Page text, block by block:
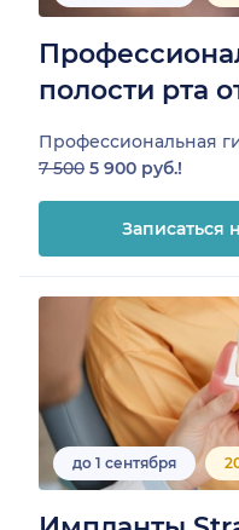
полости рта
Профессиональная
7 500 5 900 руб.!
Записаться
до 1 сентября